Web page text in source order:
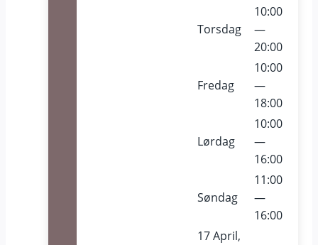
Torsdag
10:00
—
20:00
Fredag
10:00
—
18:00
Lørdag
10:00
—
16:00
Søndag
11:00
—
16:00
17 April,